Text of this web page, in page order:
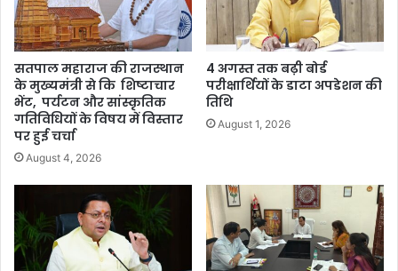
सतपाल महाराज की राजस्थान
के मुख्यमंत्री से कि शिष्टाचार
भेंट, पर्यटन और सांस्कृतिक
गतिविधियों के विषय में विस्तार
पर हुई चर्चा
August 4, 2026
4 अगस्त तक बढ़ी बोर्ड
परीक्षार्थियों के डाटा अपडेशन की
तिथि
August 1, 2026